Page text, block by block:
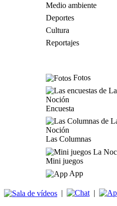
Medio ambiente
Deportes
Cultura
Reportajes
Fotos
Encuesta
Las Columnas
Mini juegos
App
| |